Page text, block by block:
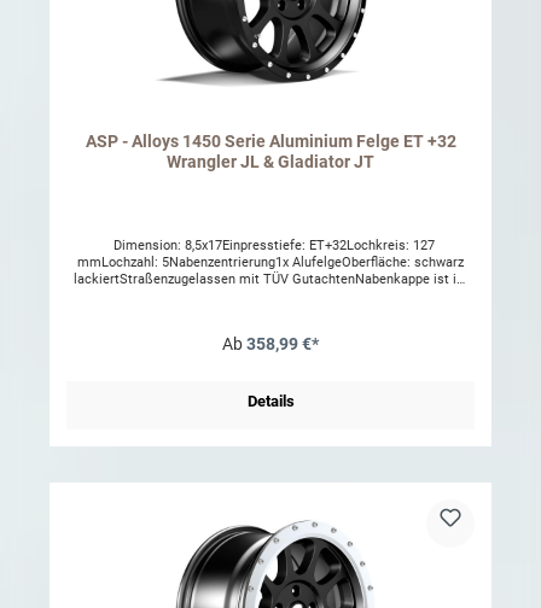
ASP - Alloys 1450 Serie Aluminium Felge ET +32
Wrangler JL & Gladiator JT
Dimension: 8,5x17Einpresstiefe: ET+32Lochkreis: 127
mmLochzahl: 5Nabenzentrierung1x AlufelgeOberfläche: schwarz
lackiertStraßenzugelassen mit TÜV GutachtenNabenkappe ist im
bei uns im Shop unter folgenden Nummern finden 1403.25 oder
5/70R1733x12,50R1735x12,50R17zul. Radlast 1000
Papiere vorgelegt werden in denen eine 17'' Variante eingetragen ist,
17'' Felgen montiert werden können (z.B. für Winterräder,etc.).
Ab358,99 €*
Details